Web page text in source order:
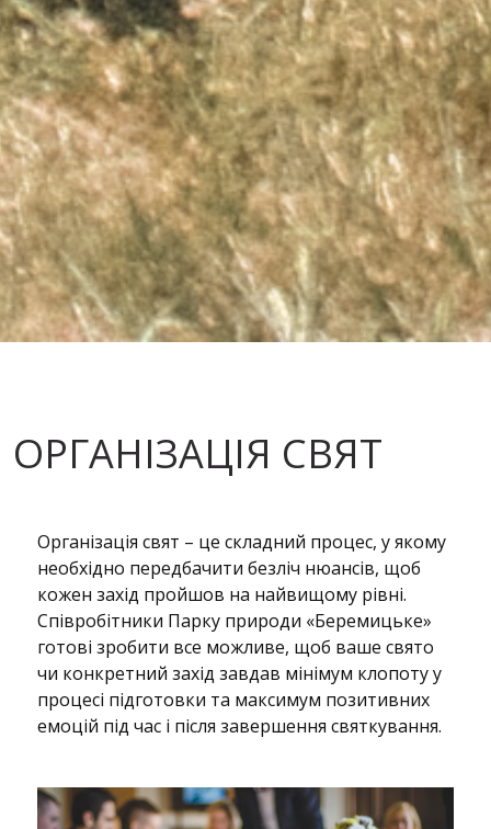
ОРГАНІЗАЦІЯ СВЯТ
Організація свят – це складний процес, у якому
необхідно передбачити безліч нюансів, щоб
кожен захід пройшов на найвищому рівні.
Співробітники Парку природи «Беремицьке»
готові зробити все можливе, щоб ваше свято
чи конкретний захід завдав мінімум клопоту у
процесі підготовки та максимум позитивних
емоцій під час і після завершення святкування.